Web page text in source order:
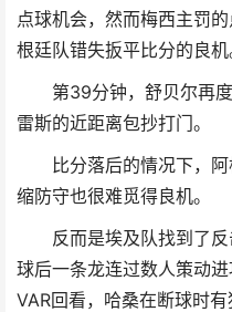
点球机会，然而梅西主罚
根廷队错失扳平比分的良机
第39分钟，舒贝尔再
雷斯的近距离包抄打门。
比分落后的情况下，
缩防守也很难觅得良机。
反而是埃及队找到了
球后一条龙连过数人策动
VAR回看，哈桑在断球时有